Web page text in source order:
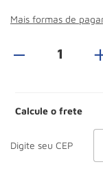
Mais formas de
Calcule o frete